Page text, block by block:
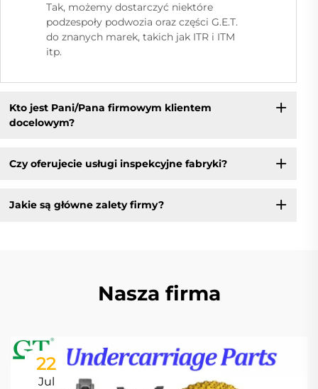
Tak, możemy dostarczyć niektóre
podzespoły podwozia oraz części G.E.T.
do znanych marek, takich jak ITR i ITM
itp.
Kto jest Pani/Pana firmowym klientem
docelowym?
Czy oferujecie usługi inspekcyjne fabryki?
Jakie są główne zalety firmy?
Nasza firma
22
Jul